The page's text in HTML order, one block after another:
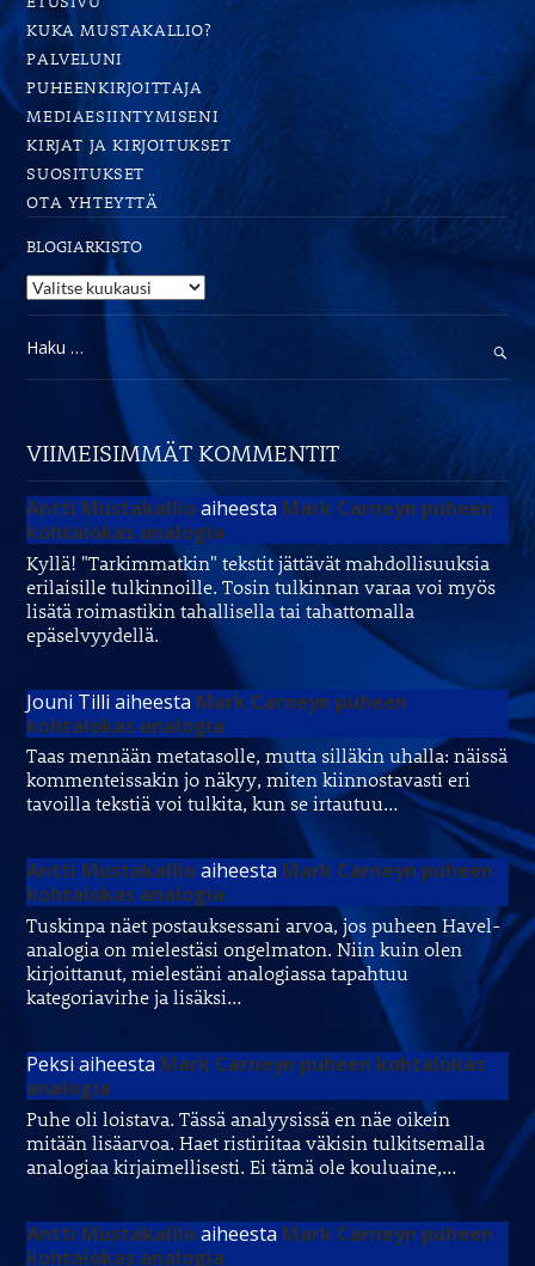
KUKA MUSTAKALLIO?
PALVELUNI
PUHEENKIRJOITTAJA
MEDIAESIINTYMISENI
KIRJAT JA KIRJOITUKSET
SUOSITUKSET
OTA YHTEYTTÄ
BLOGIARKISTO
Blogiarkisto
Haku:
VIIMEISIMMÄT KOMMENTIT
Antti Mustakallioaiheesta Mark Carneyn puheen
kohtalokas analogia
Kyllä! "Tarkimmatkin" tekstit jättävät mahdollisuuksia
erilaisille tulkinnoille. Tosin tulkinnan varaa voi myös
lisätä roimastikin tahallisella tai tahattomalla
epäselvyydellä.
Jouni Tilli aiheesta Mark Carneyn puheen
kohtalokas analogia
Taas mennään metatasolle, mutta silläkin uhalla: näissä
kommenteissakin jo näkyy, miten kiinnostavasti eri
tavoilla tekstiä voi tulkita, kun se irtautuu…
Antti Mustakallioaiheesta Mark Carneyn puheen
kohtalokas analogia
Tuskinpa näet postauksessani arvoa, jos puheen Havel-
analogia on mielestäsi ongelmaton. Niin kuin olen
kirjoittanut, mielestäni analogiassa tapahtuu
kategoriavirhe ja lisäksi…
Peksi aiheesta Mark Carneyn puheen kohtalokas
analogia
Puhe oli loistava. Tässä analyysissä en näe oikein
mitään lisäarvoa. Haet ristiriitaa väkisin tulkitsemalla
analogiaa kirjaimellisesti. Ei tämä ole kouluaine,…
Antti Mustakallioaiheesta Mark Carneyn puheen
kohtalokas analogia